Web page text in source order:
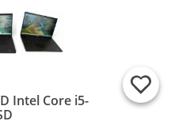
Intel Core i5-